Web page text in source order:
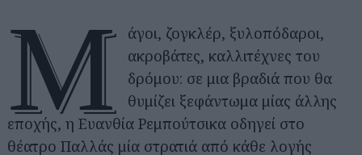
Μ
άγοι, ζογκλέρ, ξυλοπόδαροι,
ακροβάτες, καλλιτέχνες του
δρόμου: σε μια βραδιά που θα
θυμίζει ξεφάντωμα μίας άλλης
εποχής, η Ευανθία Ρεμπούτσικα οδηγεί στο
θέατρο Παλλάς μία στρατιά από κάθε λογής